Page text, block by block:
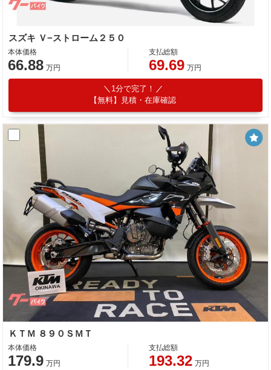
スズキ Ｖ−ストローム２５０
本体価格
66.88 万円
支払総額
69.69 万円
1分で完了！
【無料】見積・在庫確認
ＫＴＭ ８９０ＳＭＴ
本体価格
179.9 万円
支払総額
193.32 万円